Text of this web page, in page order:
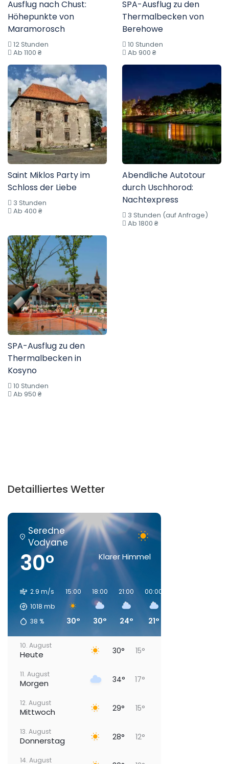
Ausflug nach Chust:
Höhepunkte von
Maramorosch
12 Stunden
Ab 1100 ₴
SPA-Ausflug zu den
Thermalbecken von
Berehowe
10 Stunden
Ab 900 ₴
Saint Miklos Party im
Schloss der Liebe
3 Stunden
Ab 400 ₴
Abendliche Autotour
durch Uschhorod:
Nachtexpress
3 Stunden (auf Anfrage)
Ab 1800 ₴
SPA-Ausflug zu den
Thermalbecken in
Kosyno
10 Stunden
Ab 950 ₴
Detailliertes Wetter
Seredne
Vodyane
30° Klarer Himmel
2.9 m/s
1018 mb
38 %
15:00
30°
18:00
30°
21:00
24°
00:00
21°
10. August
Heute 30° 15°
11. August
Morgen 34° 17°
12. August
Mittwoch 29° 15°
13. August
Donnerstag 28° 12°
14. August